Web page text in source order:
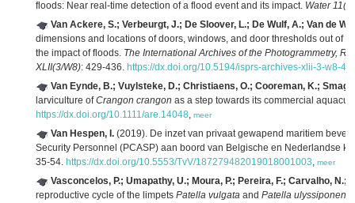
floods: Near real-time detection of a flood event and its impact. Water
Van Ackere, S.; Verbeurgt, J.; De Sloover, L.; De Wulf, A.; Van de
dimensions and locations of doors, windows, and door thresholds out of
the impact of floods. The International Archives of the Photogrammetry,
XLII(3/W8): 429-436. https://dx.doi.org/10.5194/isprs-archives-xlii-3-w8-
Van Eynde, B.; Vuylsteke, D.; Christiaens, O.; Cooreman, K.;
larviculture ofCrangon crangon as a step towards its commercial
https://dx.doi.org/10.1111/are.14048, meer
Van Hespen, I. (2019). De inzet van privaat gewapend maritiem
Security Personnel (PCASP) aan boord van Belgische en Nederlandse
35-54. https://dx.doi.org/10.5553/TvV/187279482019018001003, meer
Vasconcelos, P.; Umapathy, U.; Moura, P.; Pereira, F.; Carvalho, N.;
reproductive cycle of the limpets Patella vulgata and Patella